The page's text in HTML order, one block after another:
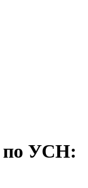
по УСН: